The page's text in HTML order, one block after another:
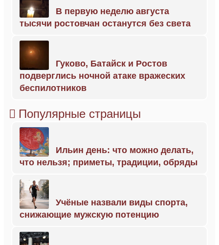
В первую неделю августа
тысячи ростовчан останутся без света
Гуково, Батайск и Ростов
подверглись ночной атаке вражеских
беспилотников
Популярные страницы
Ильин день: что можно делать,
что нельзя; приметы, традиции, обряды
Учёные назвали виды спорта,
снижающие мужскую потенцию